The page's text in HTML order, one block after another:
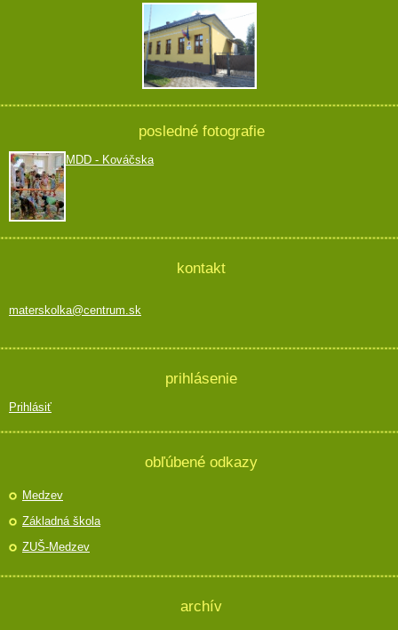
posledné fotografie
MDD - Kováčska
kontakt
materskolka@centrum.sk
prihlásenie
Prihlásiť
obľúbené odkazy
Medzev
Základná škola
ZUŠ-Medzev
archív